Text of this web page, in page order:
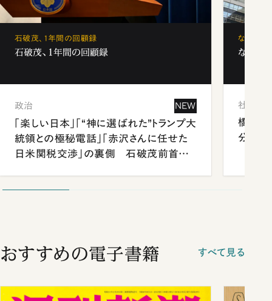
石破茂、1年間の回顧録
石破茂、1年間の回顧録
政治 NEW
「楽しい日本」「“神に選ばれた”トランプ大
統領との極秘電話」「赤沢さんに任せた
日米関税交渉」の裏側 石破茂前首相
なぜ「フ
なぜ「
社会
橋本愛
分 佐
おすすめの電子書籍 すべて見る